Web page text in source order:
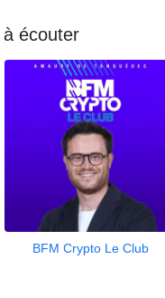
écouter
BFM Crypto Le Club